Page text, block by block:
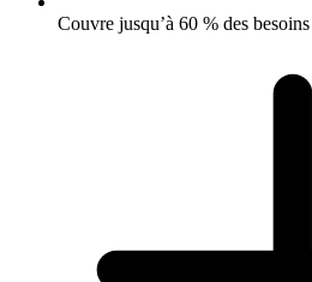
Couvre jusqu’à 60 % des